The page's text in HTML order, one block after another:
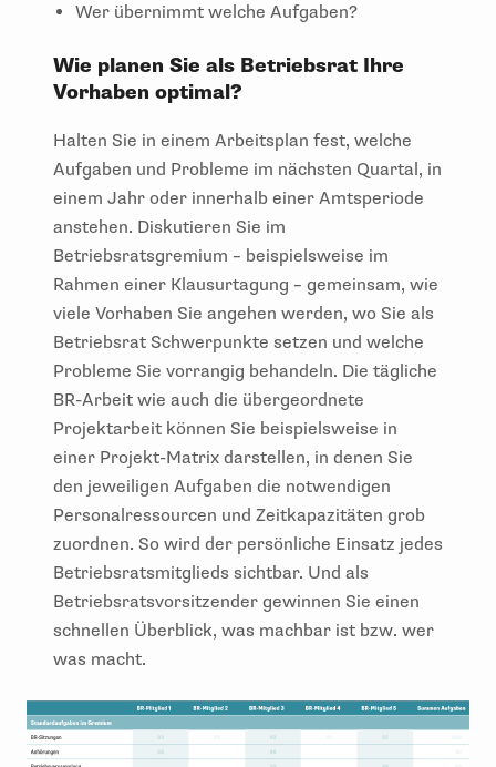
Wer übernimmt welche Aufgaben?
Wie planen Sie als Betriebsrat Ihre
Vorhaben optimal?
Halten Sie in einem Arbeitsplan fest, welche
Aufgaben und Probleme im nächsten Quartal, in
einem Jahr oder innerhalb einer Amtsperiode
anstehen. Diskutieren Sie im
Betriebsratsgremium – beispielsweise im
Rahmen einer Klausurtagung – gemeinsam, wie
viele Vorhaben Sie angehen werden, wo Sie als
Betriebsrat Schwerpunkte setzen und welche
Probleme Sie vorrangig behandeln. Die tägliche
BR-Arbeit wie auch die übergeordnete
Projektarbeit können Sie beispielsweise in
einer Projekt-Matrix darstellen, in denen Sie
den jeweiligen Aufgaben die notwendigen
Personalressourcen und Zeitkapazitäten grob
zuordnen. So wird der persönliche Einsatz jedes
Betriebsratsmitglieds sichtbar. Und als
Betriebsratsvorsitzender gewinnen Sie einen
schnellen Überblick, was machbar ist bzw. wer
was macht.